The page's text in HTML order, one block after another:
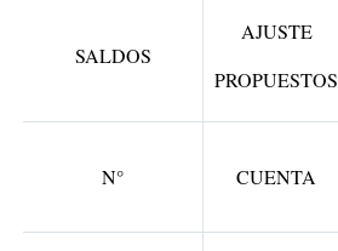
SALDOS
AJUSTE
PROPUESTOS
N° CUENTA